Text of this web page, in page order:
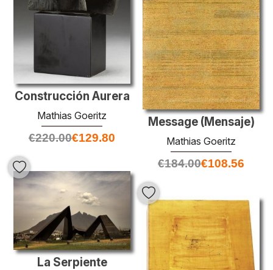
Construcción Aurera
Mathias Goeritz
€220.00€129.80
Message (Mensaje)
Mathias Goeritz
€184.00€108.56
La Serpiente